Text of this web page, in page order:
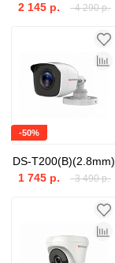
4 290 р.
2 145 р.
-50%
DS-T200(B)(2.8mm)
3 490 р.
1 745 р.